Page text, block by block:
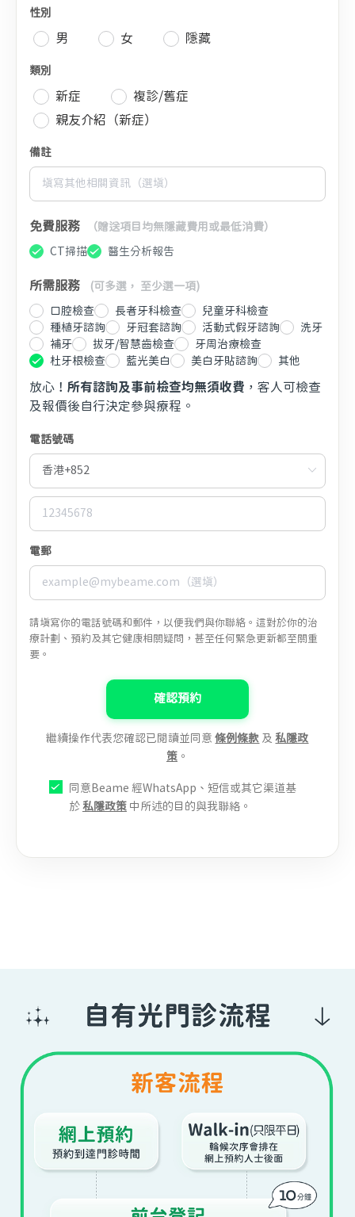
性別
男 女 隱藏
類別
新症
複診/舊症
親友介紹（新症）
備註
免費服務
（贈送項目均無隱藏費用或最低消費）
CT掃描
醫生分析報告
所需服務
(可多選， 至少選一項)
口腔檢查
長者牙科檢查
兒童牙科檢查
種植牙諮詢
牙冠套諮詢 活動式假牙諮詢
洗牙
補牙
拔牙/智慧齒檢查
牙周治療檢查
杜牙根檢查
藍光美白 美白牙貼諮詢 其他
放心！ 所有諮詢及事前檢查均無須收費 ，客人可檢查
及報價後自行決定參與療程。
電話號碼
電郵
請填寫你的電話號碼和郵件，以便我們與你聯絡。這對於你的治
療計劃、預約及其它健康相關疑問，甚至任何緊急更新都至關重
要。
確認預約
繼續操作代表您確認已閱讀並同意條例條款 及私隱政
策。
同意Beame 經WhatsApp、短信或其它渠道基
於私隱政策中所述的目的與我聯絡。